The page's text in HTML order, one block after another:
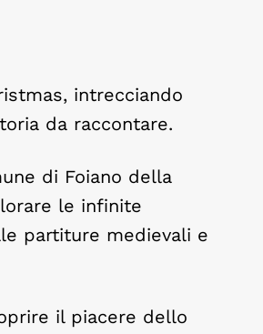
intrecciando
da raccontare.
di Foiano della
le infinite
partiture medievali e
il piacere dello